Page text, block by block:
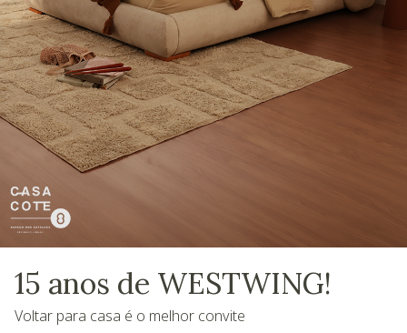
15 anos de WESTWING!
Voltar para casa é o melhor convite